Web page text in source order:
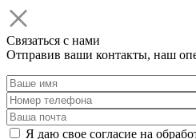
Связаться с нами
Отправив ваши контакты, наш
Я даю свое согласие на